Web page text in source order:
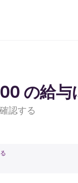
の給
認する